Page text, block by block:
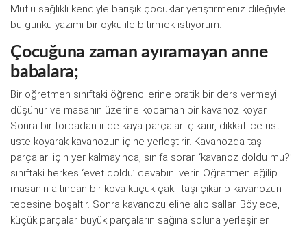
Mutlu sağlıklı kendiyle barışık çocuklar yetiştirmeniz dileğiyle
bu günkü yazımı bir öykü ile bitirmek istiyorum.
Çocuğuna zaman ayıramayan anne
babalara;
Bir öğretmen sınıftaki öğrencilerine pratik bir ders vermeyi
düşünür ve masanın üzerine kocaman bir kavanoz koyar.
Sonra bir torbadan irice kaya parçaları çıkarır, dikkatlice üst
üste koyarak kavanozun içine yerleştirir. Kavanozda taş
parçaları için yer kalmayınca, sınıfa sorar. ‘kavanoz doldu mu?’
sınıftaki herkes ‘evet doldu’ cevabını verir. Öğretmen eğilip
masanın altından bir kova küçük çakıl taşı çıkarıp kavanozun
tepesine boşaltır. Sonra kavanozu eline alıp sallar. Böylece,
küçük parçalar büyük parçaların sağına soluna yerleşirler…